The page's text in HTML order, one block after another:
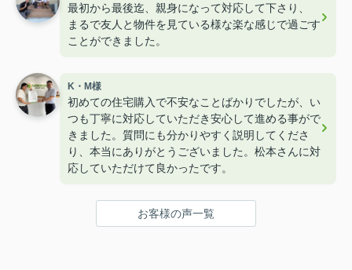
最初から最後迄、親身になって対応して下さり、
まるで友人と物件を見ている様な楽な感じで過ごす
ことができました。
K・M様
初めての住宅購入で不安なことばかりでしたが、い
つも丁寧に対応していただき安心して進める事がで
きました。質問にも分かりやすく説明してくださ
り、本当にありがとうございました。松本さんに対
応していただけて良かったです。
お客様の声一覧